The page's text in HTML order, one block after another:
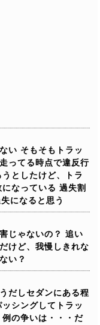
い そもそもトラッ
ってる時点で違反行
としたけど、トラ
なっている 過失割
になると思う
じゃないの？ 追い
けど、我慢しきれな
い？
だしセダンにある程
シングしてトラッ
例の争いは・・・だ